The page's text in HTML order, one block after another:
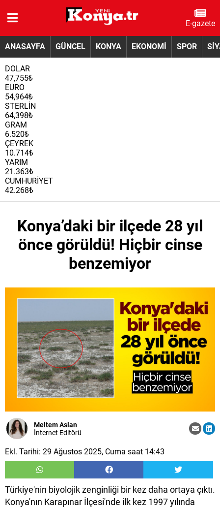
E-gazete
ANASAYFA GÜNCEL KONYA EKONOMİ SPOR
DOLAR
47,755₺
EURO
54,964₺
STERLİN
64,398₺
GRAM
6.520₺
ÇEYREK
10.714₺
YARIM
21.363₺
CUMHURİYET
42.268₺
Konya’daki bir ilçede 28 yıl
önce görüldü! Hiçbir cinse
benzemiyor
Meltem Aslan
İnternet Editörü
Ekl. Tarihi: 29 Ağustos 2025, Cuma saat 14:43
Türkiye'nin biyolojik zenginliği bir kez daha ortaya çıktı.
Konya'nın Karapınar İlçesi'nde ilk kez 1997 yılında